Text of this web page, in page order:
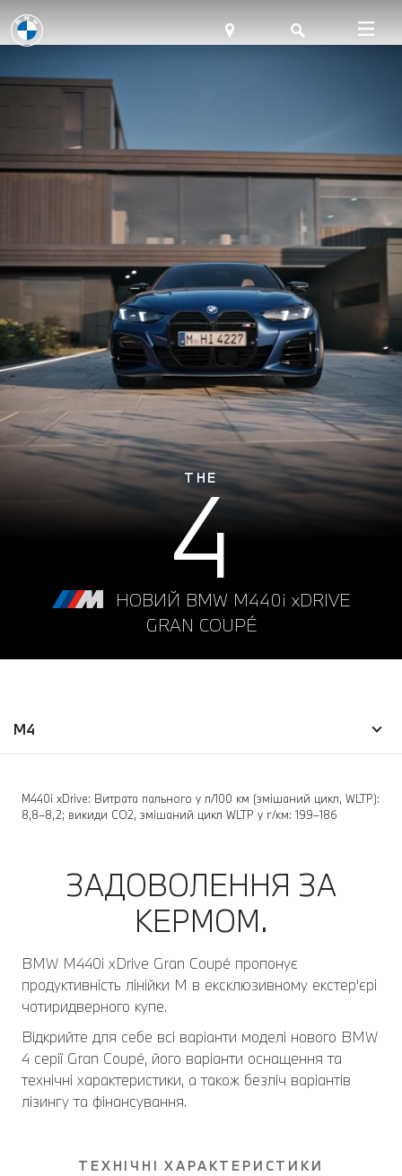
THE
4
НОВИЙ BMW M440i xDRIVE
GRAN COUPÉ
M4
M440i xDrive: Витрата пального у л/100 км (змішаний цикл, WLTP):
8,8–8,2; викиди CO2, змішаний цикл WLTP у г/км: 199–186
ЗАДОВОЛЕННЯ ЗА
КЕРМОМ.
BMW M440i xDrive Gran Coupé пропонує
продуктивність лінійки M в ексклюзивному екстер'єрі
чотиридверного купе.
Відкрийте для себе всі варіанти моделі нового BMW
4 серії Gran Coupé, його варіанти оснащення та
технічні характеристики, а також безліч варіантів
лізингу та фінансування.
ТЕХНІЧНІ ХАРАКТЕРИСТИКИ